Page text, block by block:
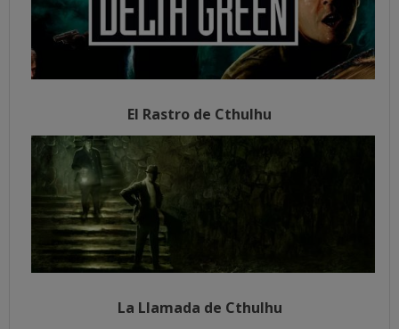
El Rastro de Cthulhu
La Llamada de Cthulhu